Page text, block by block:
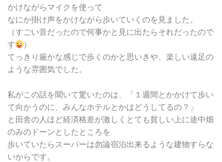
かけながらマイクを使って
なにか掛け声をかけながら歩いていくのを見ました。
（すごい音だったので何事かと見に出たらそれだったので
す
）
てっきり厳かな感じで歩くのかと思いきや、楽しい遠足の
ような雰囲気でした。
私がこの話を聞いて驚いたのは、「１週間とかかけて歩い
て向かうのに、みんなホテルとかはどうしてるの？」
と田舎の人ほど経済格差が激しくとても貧しい上に途中畑
のみのドーンとしたところを
歩いていたらスーパーは勿論宿泊出来るような建物すらな
いからです。